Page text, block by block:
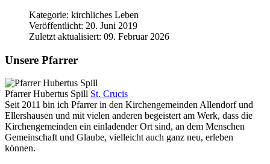
Kategorie: kirchliches Leben
Veröffentlicht: 20. Juni 2019
Zuletzt aktualisiert: 09. Februar 2026
Unsere Pfarrer
Pfarrer Hubertus Spill St. Crucis
Seit 2011 bin ich Pfarrer in den Kirchengemeinden Allendorf und
Ellershausen und mit vielen anderen begeistert am Werk, dass die
Kirchengemeinden ein einladender Ort sind, an dem Menschen
Gemeinschaft und Glaube, vielleicht auch ganz neu, erleben
können.